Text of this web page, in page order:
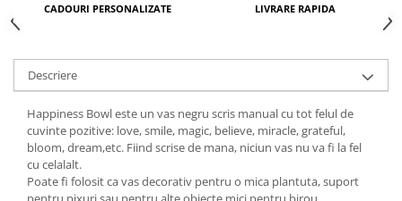
CADOURI PERSONALIZATE LIVRARE RAPIDA
Descriere
Happiness Bowl este un vas negru scris manual cu tot felul de
cuvinte pozitive: love, smile, magic, believe, miracle, grateful,
bloom, dream,etc. Fiind scrise de mana, niciun vas nu va fi la fel
cu celalalt.
Poate fi folosit ca vas decorativ pentru o mica plantuta, suport